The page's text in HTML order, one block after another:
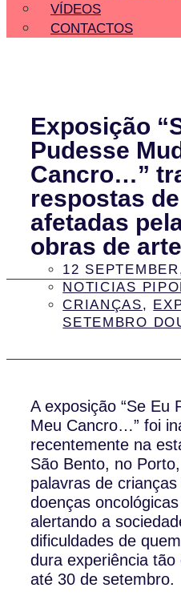
VÍDEOS
CONTACTOS
Exposição
Pudesse
Cancro…”
respostas
afetadas
obras de arte
12
NOTICIAS
CRIANÇAS,
SETEMBRO
A exposição “Se Eu
Meu Cancro…” foi
recentemente na
São Bento, no
palavras de
doenças
alertando a
dificuldades de
dura experiência
até 30 de setembro.